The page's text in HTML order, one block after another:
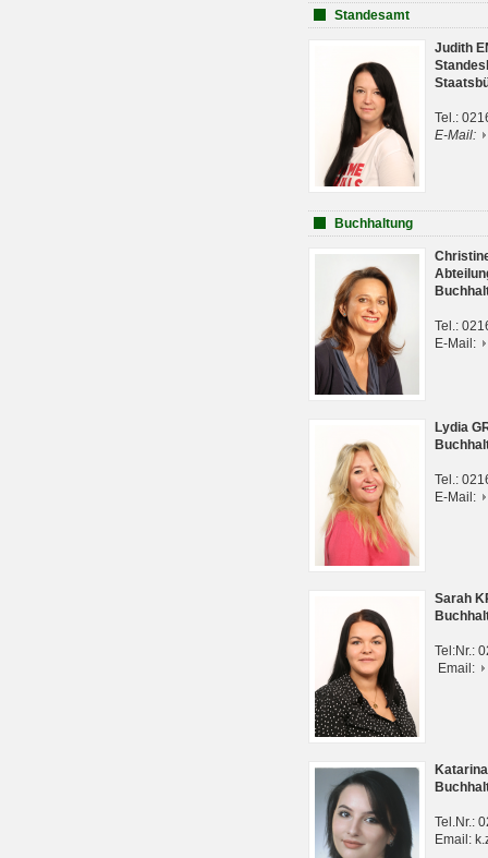
Standesamt
Judith
Tel.:
E-Mail:
Buchhaltung
Tel.:
E-Mail:
Lydia
Tel.:
E-Mail:
Sarah
Tel:Nr.:
Email:
Tel.Nr.:
Email: